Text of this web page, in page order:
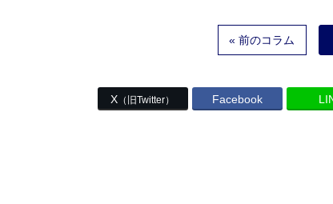
« 前のコラム
X （旧Twitter） Facebook